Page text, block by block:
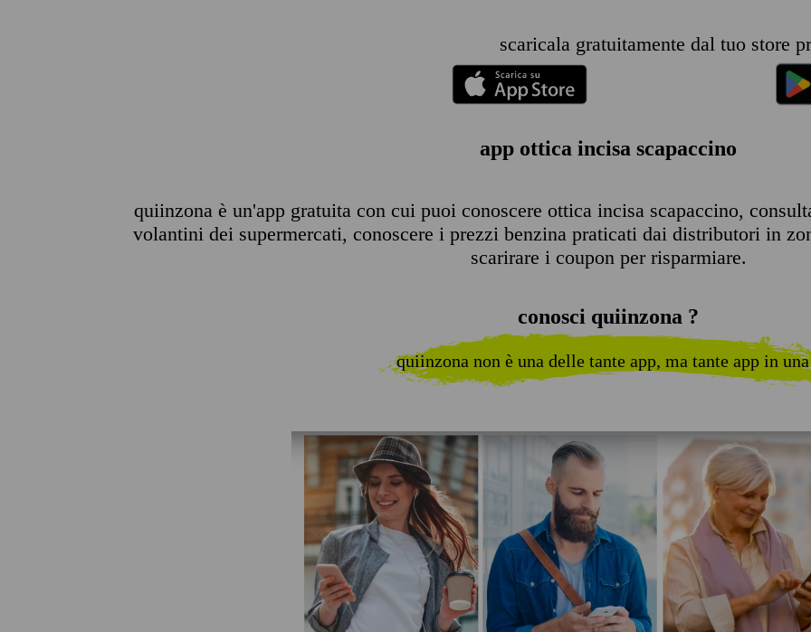
scaricala gratuitamente dal tuo store
app ottica incisa scapaccino
quiinzona è un'app gratuita con cui puoi conoscere ottica incisa scapaccino,
volantini dei supermercati, conoscere i prezzi benzina praticati dai distributori in
scarirare i coupon per risparmiare.
conosci quiinzona ?
quiinzona non è una delle tante app, ma tante app in